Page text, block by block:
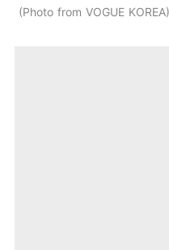
Photo from VOGUE KOREA